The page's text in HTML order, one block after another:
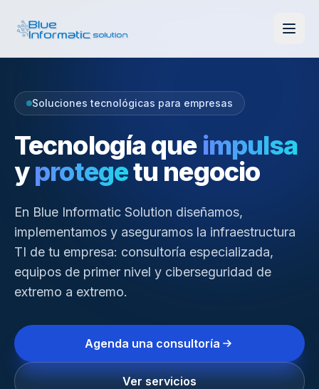
Soluciones tecnológicas para empresas
Tecnología que impulsa
yprotegetu negocio
En Blue Informatic Solution diseñamos,
implementamos y aseguramos la infraestructura
TI de tu empresa: consultoría especializada,
equipos de primer nivel y ciberseguridad de
extremo a extremo.
Agenda una consultoría
Ver servicios